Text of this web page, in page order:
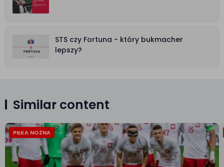
STS czy Fortuna - który bukmacher
lepszy?
Similar content
PIŁKA NOŻNA